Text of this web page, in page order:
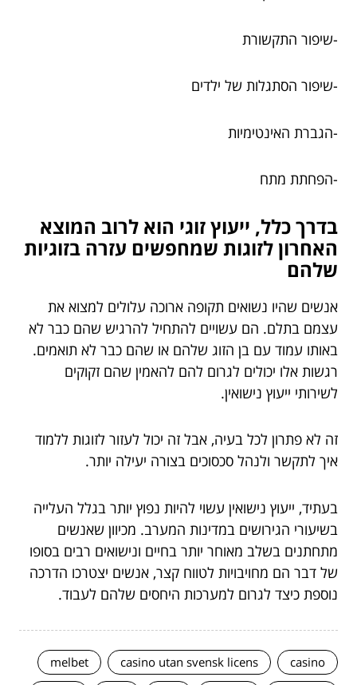
-שיפור התקשורת
-שיפור הסתגלות של ילדים
-הגברת האינטימיות
-הפחתת מתח
בדרך כלל, ייעוץ זוגי הוא לרוב המוצא
האחרון לזוגות שמחפשים עזרה בזוגיות
שלהם
אנשים שהיו נשואים תקופה ארוכה עלולים למצוא את
עצמם בתלם. הם עשויים להתחיל להרגיש שהם כבר לא
באותו עמוד עם בן הזוג שלהם או שהם כבר לא תואמים.
רגשות אלו יכולים לגרום להם להאמין שהם זקוקים
לשירותי ייעוץ נישואין.
זה לא פתרון לכל בעיה, אבל זה יכול לעזור לזוגות ללמוד
איך לתקשר ולנהל סכסוכים בצורה יעילה יותר.
בעתיד, ייעוץ נישואין עשוי להיות נפוץ יותר בגלל העלייה
בשיעורי הגירושים במדינות המערב. מכיוון שאנשים
מתחתנים בשלב מאוחר יותר בחיים ונישואים רבים בסופו
של דבר הם מחויבויות לטווח קצר, אנשים יצטרכו הדרכה
נוספת כיצד לגרום למערכות היחסים שלהם לעבוד.
casino
casino utan svensk licens
melbet